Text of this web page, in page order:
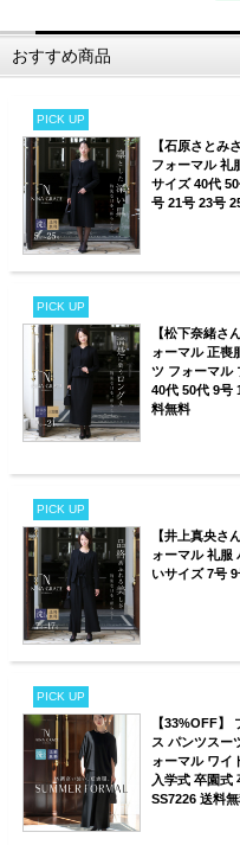
おすすめ商品
PICK UP
【石原さとみ
フォーマル 礼
サイズ 40代
号 21号 23号
PICK UP
【松下奈緒さ
ォーマル 正喪
ツ フォーマル
40代 50代 9号
料無料
PICK UP
【井上真央さ
ォーマル 礼服
いサイズ 7号
PICK UP
【33%OFF】
ス パンツスー
ォーマル ワイ
入学式 卒園式
SS7226 送料